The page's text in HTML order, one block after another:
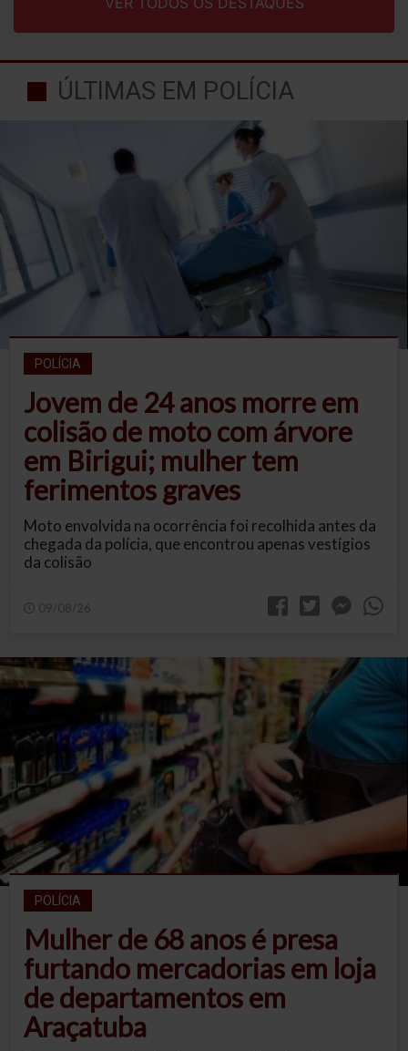
ÚLTIMAS EM POLÍCIA
POLÍCIA
Jovem de 24 anos morre em
colisão de moto com árvore
em Birigui; mulher tem
ferimentos graves
Moto envolvida na ocorrência foi recolhida antes da
chegada da polícia, que encontrou apenas vestígios
da colisão
09/08/26
POLÍCIA
Mulher de 68 anos é presa
furtando mercadorias em loja
de departamentos em
Araçatuba